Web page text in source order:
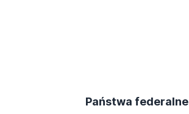
Państwa federalne